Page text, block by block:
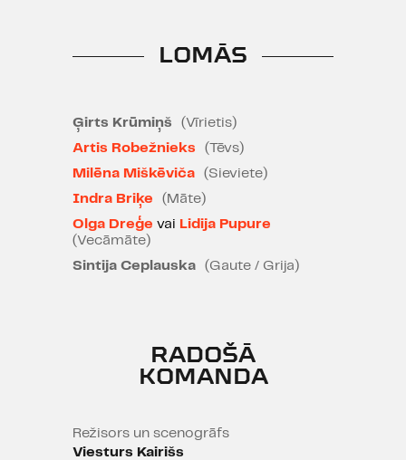
mīlētāji viens otram neizbēgami
tuvojas. Blakus vīrieša māte un
Un vai viņiem vēl ir kaut kas, kādēļ
dzīvot? Vai mēs pieļaujam kļūdas
un nepareizības, cerot, ka tās
iespējams vedīs uz ko labu?
Nobela prēmijas literatūrā laureāta
Juna Foses kanoniskais darbs
autors šajā darbā par dzīves
pēdējām stundām ar vārdu
melodiju stindzina un karsē.
LOMĀS
Ģirts Krūmiņš
(Vīrietis)
Artis Robežnieks
(Tēvs)
Milēna Miškēviča
(Sieviete)
Indra Briķe
(Māte)
Olga Dreģe vai Lidija Pupure
(Vecāmāte)
Sintija Ceplauska
(Gaute / Grija)
RADOŠĀ
KOMANDA
Režisors un scenogrāfs
Viesturs Kairišs